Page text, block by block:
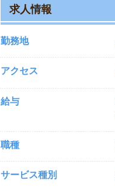
求人情報
勤務地
アクセス
給与
職種
サービス種別